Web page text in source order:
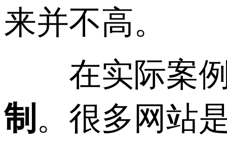
来并不高。
在实际案例
制 。很多网站